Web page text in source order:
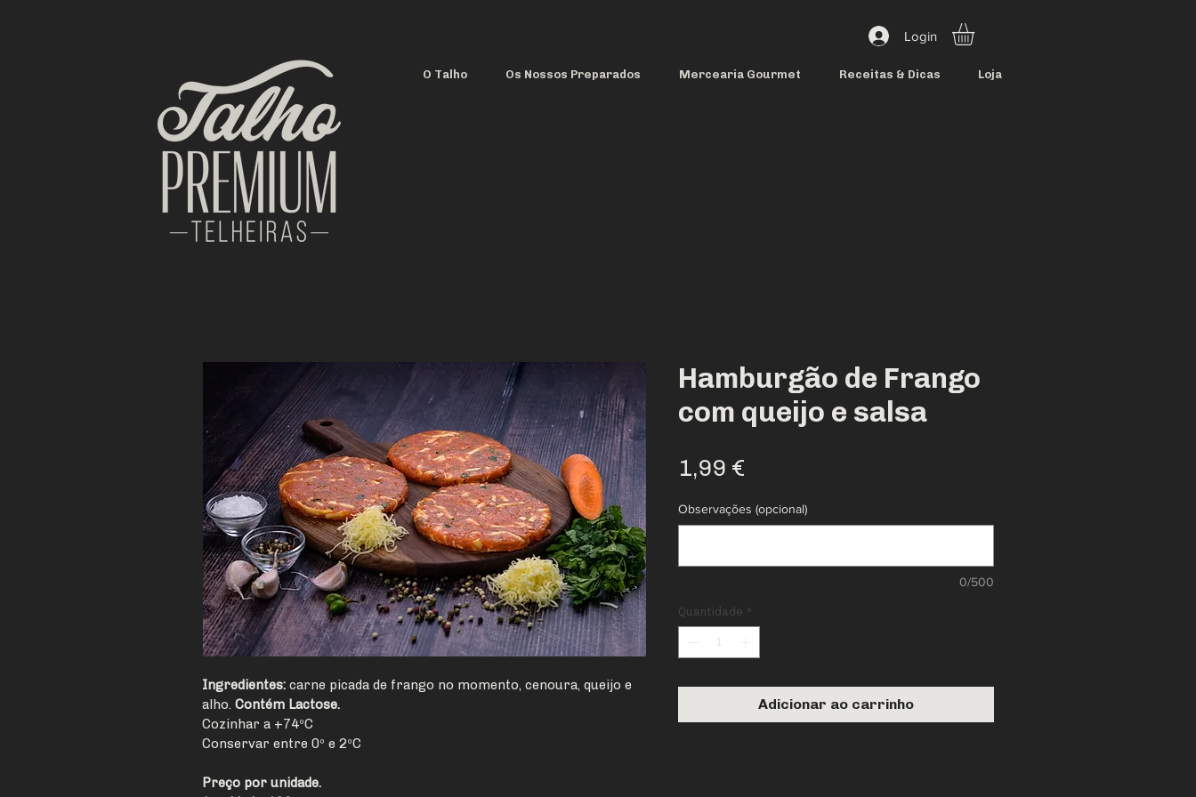
Login
Ingredientes: carne picada de frango no momento, cenoura, queijo e
alho. Contém Lactose.
Cozinhar a +74ºC
Conservar entre 0º e 2ºC
Preço por unidade.
Hamburgão de Frango
com queijo e salsa
1,99 €
Observações (opcional)
0/500
Quantidade *
Adicionar ao carrinho
O Talho Os Nossos Preparados Mercearia Gourmet Receitas & Dicas Loja